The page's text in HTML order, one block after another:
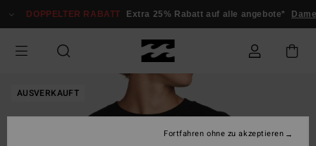
zur
springen
DOPPELTER RABATT Extra 25% Rabatt auf alle angebote* Damen
AUSVERKAUFT
Fortfahren ohne zu akzeptieren